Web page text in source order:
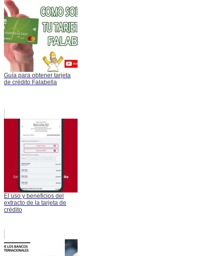
Guía para obtener tarjeta
de crédito Falabella
El uso y beneficios del
extracto de la tarjeta de
crédito